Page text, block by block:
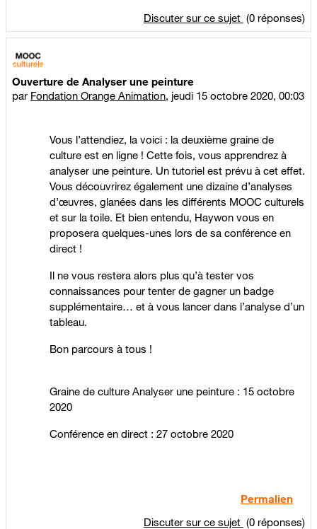
Discuter sur ce sujet (0 réponses)
Ouverture de Analyser une peinture
par Fondation Orange Animation jeudi 15 octobre 2020, 00:03
Vous l’attendiez, la voici : la deuxième graine de
culture est en ligne ! Cette fois, vous apprendrez à
analyser une peinture. Un tutoriel est prévu à cet effet.
Vous découvrirez également une dizaine d’analyses
d’œuvres, glanées dans les différents MOOC culturels
et sur la toile. Et bien entendu, Haywon vous en
proposera quelques-unes lors de sa conférence en
direct !
Il ne vous restera alors plus qu’à tester vos
connaissances pour tenter de gagner un badge
supplémentaire… et à vous lancer dans l’analyse d’un
tableau.
Bon parcours à tous !
Graine de culture Analyser une peinture : 15 octobre
2020
Conférence en direct : 27 octobre 2020
Permalien
Discuter sur ce sujet (0 réponses)